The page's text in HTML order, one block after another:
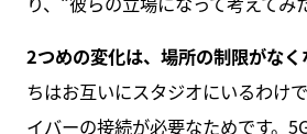
2つめの変化は、場所の制限がなく
ちはお互いにスタジオにいるわけ
イバーの接続が必要なためです。